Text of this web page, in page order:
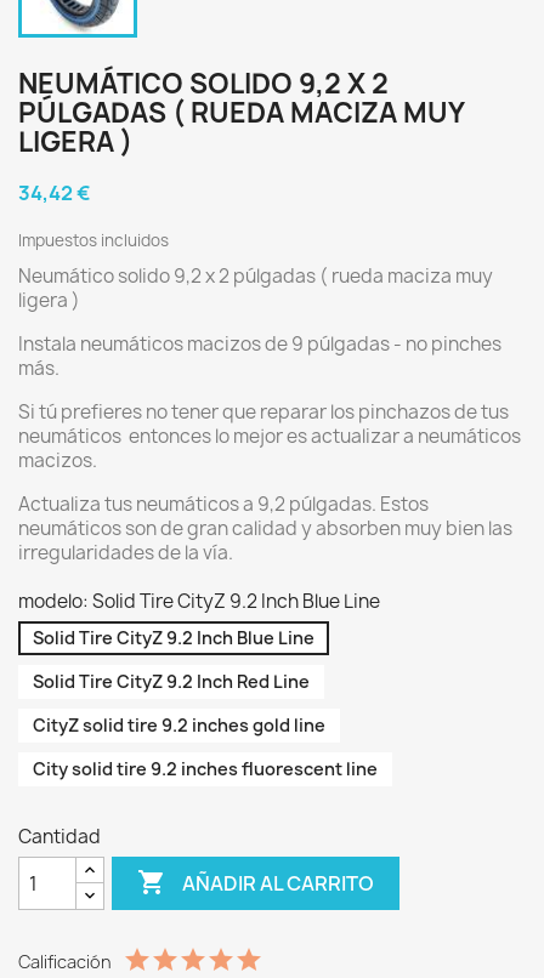
NEUMÁTICO SOLIDO 9,2 X 2
PÚLGADAS ( RUEDA MACIZA MUY
LIGERA )
34,42 €
Impuestos incluidos
Neumático solido 9,2 x 2 púlgadas ( rueda maciza muy
ligera )
Instala neumáticos macizos de 9 púlgadas - no pinches
más.
Si tú prefieres no tener que reparar los pinchazos de tus
neumáticos entonces lo mejor es actualizar a neumáticos
macizos.
Actualiza tus neumáticos a 9,2 púlgadas. Estos
neumáticos son de gran calidad y absorben muy bien las
irregularidades de la vía.
modelo: Solid Tire CityZ 9.2 Inch Blue Line
Solid Tire CityZ 9.2 Inch Blue Line
Solid Tire CityZ 9.2 Inch Red Line
CityZ solid tire 9.2 inches gold line
City solid tire 9.2 inches fluorescent line
Cantidad
 AÑADIR AL CARRITO
Calificación